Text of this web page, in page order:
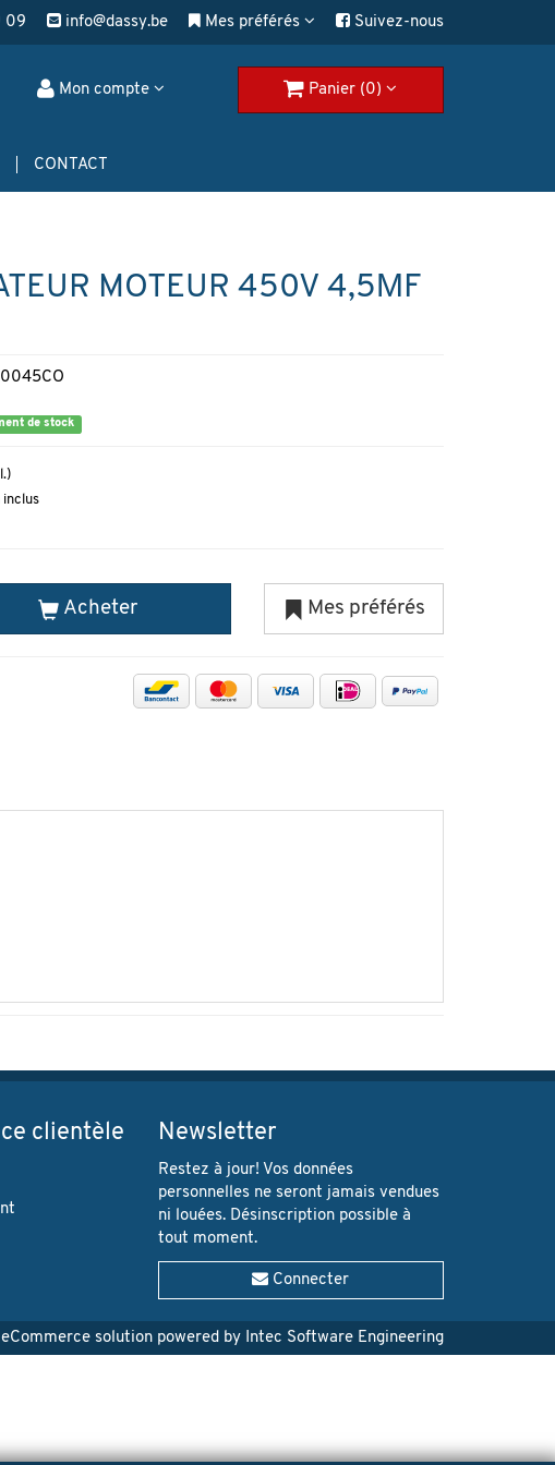
09 info@dassy.be Mes préférés Suivez-nous
Mon compte Panier (0)
CONTACT
MOTEUR 450V 4,5ΜF
de stock
inclus
Acheter Mes préférés
clientèle Newsletter
Restez à jour! Vos données
personnelles ne seront jamais vendues
ni louées. Désinscription possible à
tout moment.
Connecter
eCommerce solution powered by Intec Software Engineering